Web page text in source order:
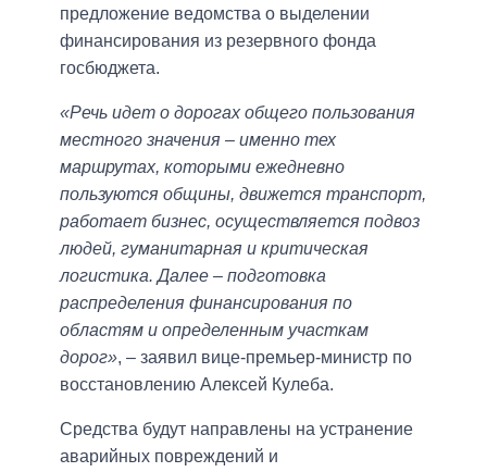
предложение ведомства о выделении
финансирования из резервного фонда
госбюджета.
«Речь идет о дорогах общего пользования
местного значения – именно тех
маршрутах, которыми ежедневно
пользуются общины, движется транспорт,
работает бизнес, осуществляется подвоз
людей, гуманитарная и критическая
логистика. Далее – подготовка
распределения финансирования по
областям и определенным участкам
дорог», – заявил вице-премьер-министр по
восстановлению Алексей Кулеба.
Средства будут направлены на устранение
аварийных повреждений и